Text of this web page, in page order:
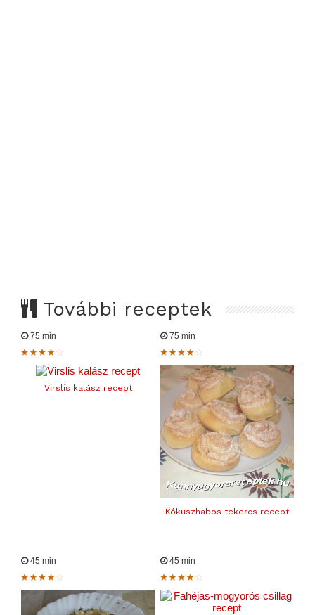
További receptek
75 min
Virslis kalász recept
75 min
Kókuszhabos tekercs recept
45 min 45 min